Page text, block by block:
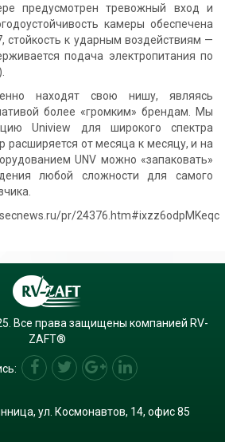
предусмотрен тревожный вход и
камеры обеспечена
стойкость к ударным воздействиям —
подача электропитания по
находят свою нишу, являясь
более «громким» брендам. Мы
Uniview для широкого спектра
расширяется от месяца к месяцу, и на
UNV можно «запаковать»
любой сложности для самого
pr/24376.htm#ixzz6odpMKeqc
Все права защищены компанией RV-
ZAFT®
ул. Космонавтов, 14, офис 85